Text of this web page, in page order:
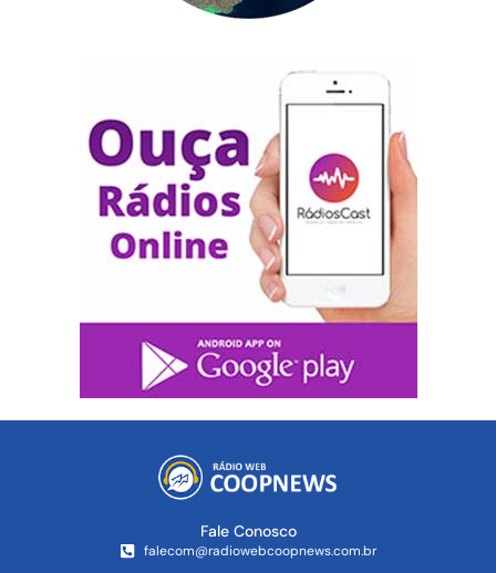
Fale Conosco
falecom@radiowebcoopnews.com.br